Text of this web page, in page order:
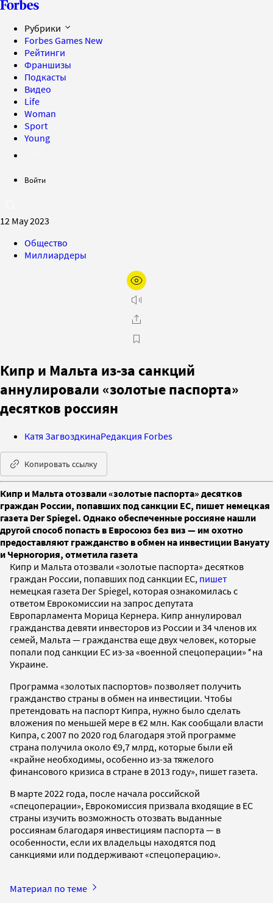
Рубрики
Forbes Games New
Рейтинги
Франшизы
Подкасты
Видео
Life
Woman
Sport
Young
Войти
12 May 2023
Общество
Миллиардеры
Кипр и Мальта из-за санкций
аннулировали «золотые паспорта»
десятков россиян
Катя ЗагвоздкинаРедакция Forbes
Копировать ссылку
Кипр и Мальта отозвали «золотые паспорта» десятков
граждан России, попавших под санкции ЕС, пишет немецкая
газета Der Spiegel. Однако обеспеченные россияне нашли
другой способ попасть в Евросоюз без виз — им охотно
предоставляют гражданство в обмен на инвестиции Вануату
и Черногория, отметила газета
Кипр и Мальта отозвали «золотые паспорта» десятков
граждан России, попавших под санкции ЕС, пишет
немецкая газета Der Spiegel, которая ознакомилась с
ответом Еврокомиссии на запрос депутата
Европарламента Морица Кернера. Кипр аннулировал
гражданства девяти инвесторов из России и 34 членов их
семей, Мальта — гражданства еще двух человек, которые
попали под санкции ЕС из-за «военной спецоперации» *на
Украине.
Программа «золотых паспортов» позволяет получить
гражданство страны в обмен на инвестиции. Чтобы
претендовать на паспорт Кипра, нужно было сделать
вложения по меньшей мере в €2 млн. Как сообщали власти
Кипра, с 2007 по 2020 год благодаря этой программе
страна получила около €9,7 млрд, которые были ей
«крайне необходимы, особенно из-за тяжелого
финансового кризиса в стране в 2013 году», пишет газета.
В марте 2022 года, после начала российской
«спецоперации», Еврокомиссия призвала входящие в ЕС
страны изучить возможность отозвать выданные
россиянам благодаря инвестициям паспорта — в
особенности, если их владельцы находятся под
санкциями или поддерживают «спецоперацию».
Материал по теме